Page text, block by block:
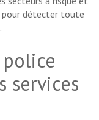
pour détecter toute
services